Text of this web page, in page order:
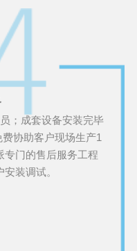
；成套设备安装完毕
协助客户现场生产1
专门的售后服务工程
装调试。